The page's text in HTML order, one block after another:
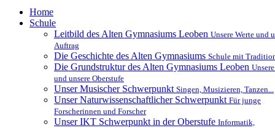
Home
Schule
Leitbild des Alten Gymnasiums Leoben Unsere Werte und
Auftrag
Die Geschichte des Alten Gymnasiums Schule mit
Die Grundstruktur des Alten Gymnasiums Leoben
und unsere Oberstufe
Unser Musischer Schwerpunkt Singen, Musizieren, Tanzen...
Unser Naturwissenschaftlicher Schwerpunkt Für junge
Forscherinnen und Forscher
Unser IKT Schwerpunkt in der Oberstufe Informatik,